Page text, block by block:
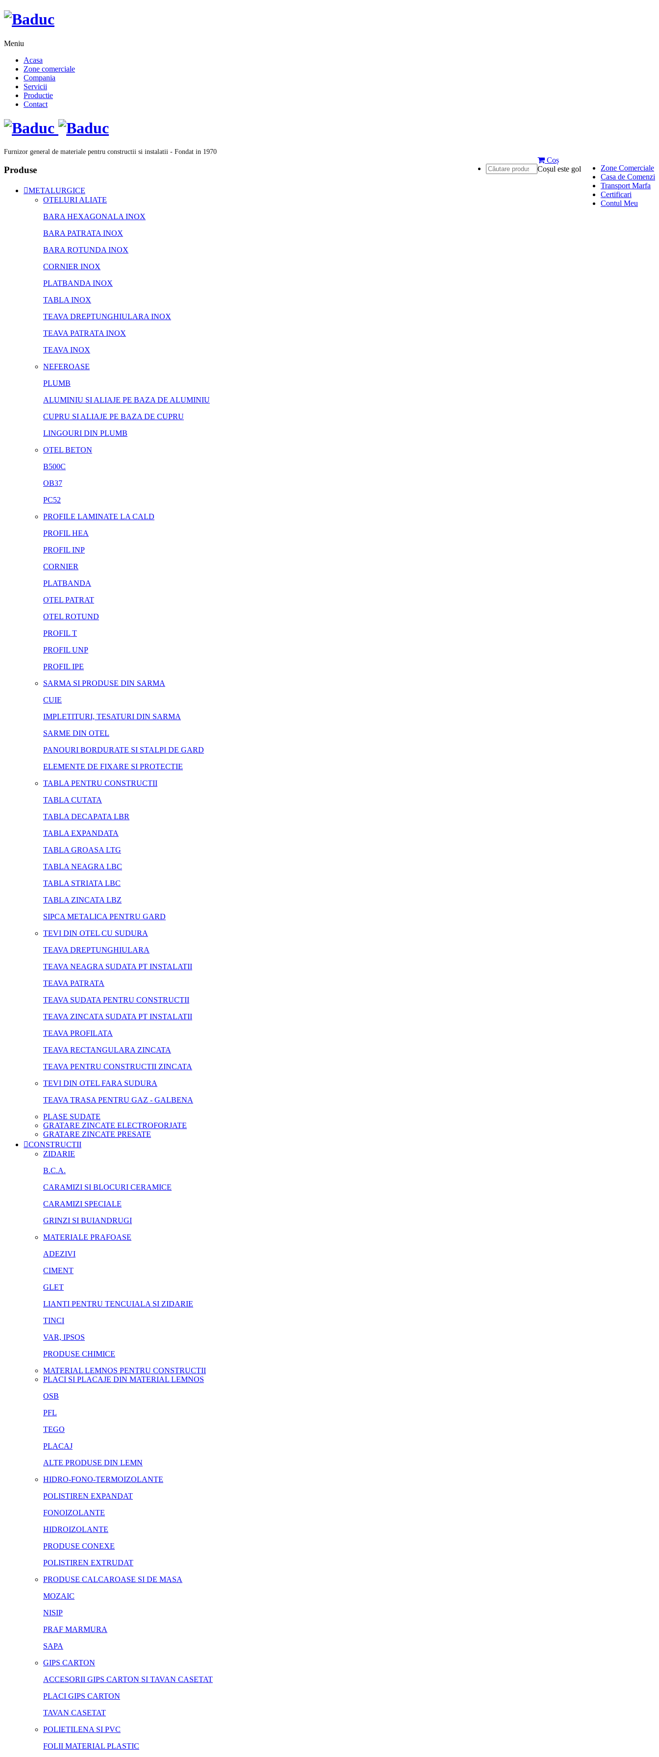
Meniu
Acasa
Zone comerciale
Compania
Servicii
Productie
Contact
Furnizor general de materiale pentru constructii si instalatii - Fondat in 1970
Zone Comerciale
Casa de Comenzi
Transport Marfa
Certificari
Contul Meu
Coș
Coșul este gol
Produse
METALURGICE
OTELURI ALIATE
BARA HEXAGONALA INOX
BARA PATRATA INOX
BARA ROTUNDA INOX
CORNIER INOX
PLATBANDA INOX
TABLA INOX
TEAVA DREPTUNGHIULARA INOX
TEAVA PATRATA INOX
TEAVA INOX
NEFEROASE
PLUMB
ALUMINIU SI ALIAJE PE BAZA DE ALUMINIU
CUPRU SI ALIAJE PE BAZA DE CUPRU
LINGOURI DIN PLUMB
OTEL BETON
B500C
OB37
PC52
PROFILE LAMINATE LA CALD
PROFIL HEA
PROFIL INP
CORNIER
PLATBANDA
OTEL PATRAT
OTEL ROTUND
PROFIL T
PROFIL UNP
PROFIL IPE
SARMA SI PRODUSE DIN SARMA
CUIE
IMPLETITURI, TESATURI DIN SARMA
SARME DIN OTEL
PANOURI BORDURATE SI STALPI DE GARD
ELEMENTE DE FIXARE SI PROTECTIE
TABLA PENTRU CONSTRUCTII
TABLA CUTATA
TABLA DECAPATA LBR
TABLA EXPANDATA
TABLA GROASA LTG
TABLA NEAGRA LBC
TABLA STRIATA LBC
TABLA ZINCATA LBZ
SIPCA METALICA PENTRU GARD
TEVI DIN OTEL CU SUDURA
TEAVA DREPTUNGHIULARA
TEAVA NEAGRA SUDATA PT INSTALATII
TEAVA PATRATA
TEAVA SUDATA PENTRU CONSTRUCTII
TEAVA ZINCATA SUDATA PT INSTALATII
TEAVA PROFILATA
TEAVA RECTANGULARA ZINCATA
TEAVA PENTRU CONSTRUCTII ZINCATA
TEVI DIN OTEL FARA SUDURA
TEAVA TRASA PENTRU GAZ - GALBENA
PLASE SUDATE
GRATARE ZINCATE ELECTROFORJATE
GRATARE ZINCATE PRESATE
CONSTRUCTII
ZIDARIE
B.C.A.
CARAMIZI SI BLOCURI CERAMICE
CARAMIZI SPECIALE
GRINZI SI BUIANDRUGI
MATERIALE PRAFOASE
ADEZIVI
CIMENT
GLET
LIANTI PENTRU TENCUIALA SI ZIDARIE
TINCI
VAR, IPSOS
PRODUSE CHIMICE
MATERIAL LEMNOS PENTRU CONSTRUCTII
PLACI SI PLACAJE DIN MATERIAL LEMNOS
OSB
PFL
TEGO
PLACAJ
ALTE PRODUSE DIN LEMN
HIDRO-FONO-TERMOIZOLANTE
POLISTIREN EXPANDAT
FONOIZOLANTE
HIDROIZOLANTE
PRODUSE CONEXE
POLISTIREN EXTRUDAT
PRODUSE CALCAROASE SI DE MASA
MOZAIC
NISIP
PRAF MARMURA
SAPA
GIPS CARTON
ACCESORII GIPS CARTON SI TAVAN CASETAT
PLACI GIPS CARTON
TAVAN CASETAT
POLIETILENA SI PVC
FOLII MATERIAL PLASTIC